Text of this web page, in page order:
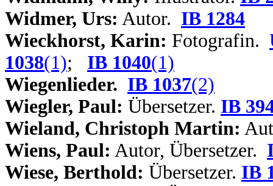
Widmer, Urs: Autor. IB 1284
Wieckhorst, Karin: Fotografin.
1038(1); IB 1040(1)
Wiegenlieder. IB 1037(2)
Wiegler, Paul: Übersetzer. IB
Wieland, Christoph Martin:
Wiens, Paul: Autor, Übersetzer.
Wiese, Berthold: Übersetzer. IB